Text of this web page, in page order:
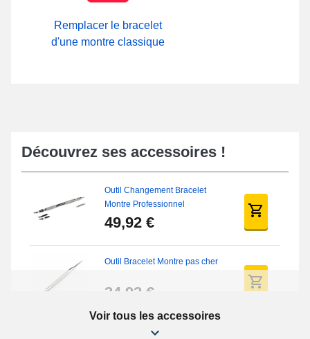
Remplacer le bracelet
d'une montre classique
Découvrez ses accessoires !
Outil Changement Bracelet
Montre Professionnel
49,92 €
Outil Bracelet Montre pas cher
34,92 €
Kit Réparation Montre Débutant
Voir tous les accessoires